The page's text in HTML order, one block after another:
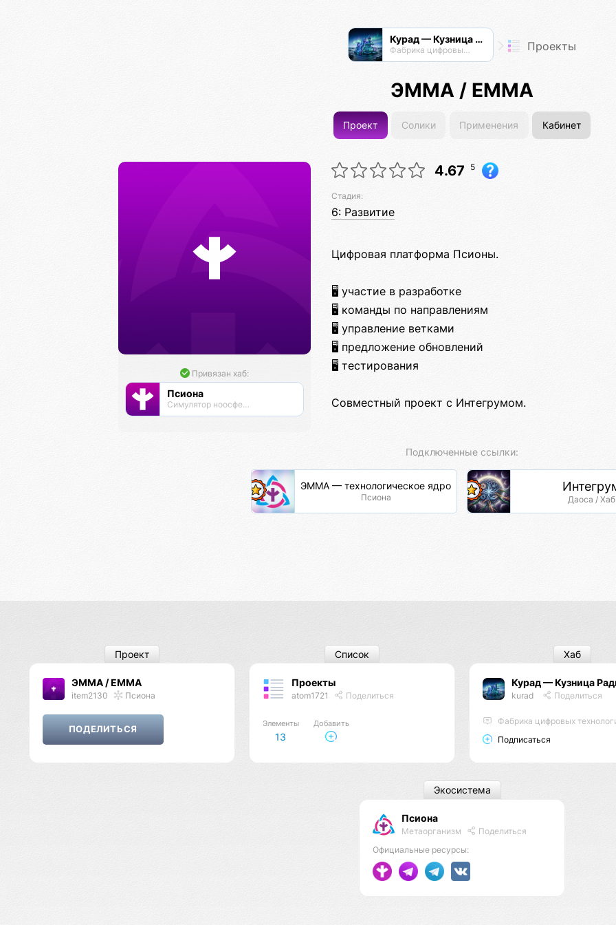
Курад — Кузница Радианта
Фабрика цифровых технологий Проекты
ЭММА / EMMA
Проект Солики Применения Кабинет
Привязан хаб:
Псиона
4.67 5
Стадия:
6: Развитие
Цифровая платформа Псионы.
🖥️ участие в разработке
🖥️ команды по направлениям
🖥️ управление ветками
🖥️ предложение обновлений
🖥️ тестирования
Совместный проект с Интегрумом.
Подключенные ссылки:
ЭММА — технологическое ядро
Псиона Даоса / Хаб
ЭММА / EMMA
item2130 Псиона
Проект
Проекты
atom1721 Поделиться
Элементы
13
Добавить
Список
Курад — Кузница
kurad Поделиться
Фабрика цифровых
Подписаться
Хаб
Псиона
Метаорганизм
Поделиться
Официальные ресурсы:
Экосистема